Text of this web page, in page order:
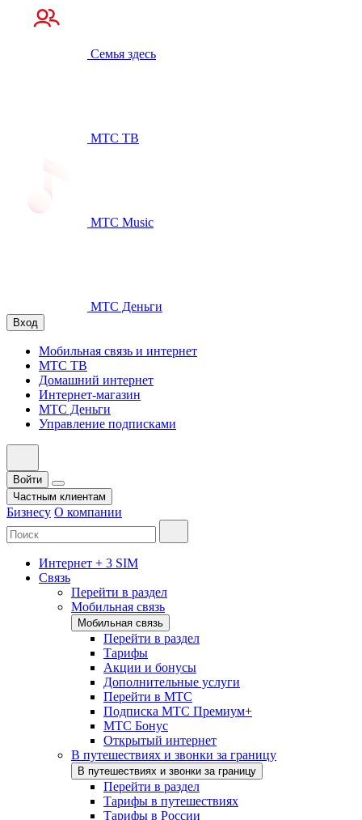
Семья здесь
МТС ТВ
МТС Music
МТС Деньги
Вход
Мобильная связь и интернет
МТС ТВ
Домашний интернет
Интернет-магазин
МТС Деньги
Управление подписками
Войти
Частным клиентам
Бизнесу О компании
Интернет + 3 SIM
Связь
Перейти в раздел
Мобильная связь
Мобильная связь
Перейти в раздел
Тарифы
Акции и бонусы
Дополнительные услуги
Перейти в МТС
Подписка МТС Премиум+
МТС Бонус
Открытый интернет
В путешествиях и звонки за границу
В путешествиях и звонки за границу
Перейти в раздел
Тарифы в путешествиях
Тарифы в России